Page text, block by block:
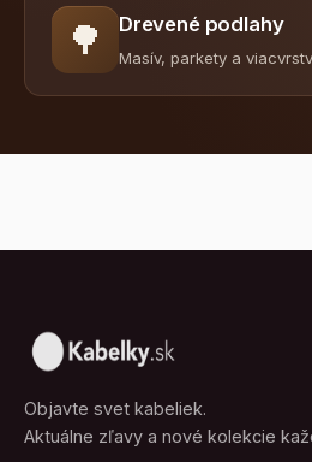
🌳 Drevené podlahy
Masív, parkety a
Objavte svet kabeliek.
Aktuálne zľavy a nové kolekcie